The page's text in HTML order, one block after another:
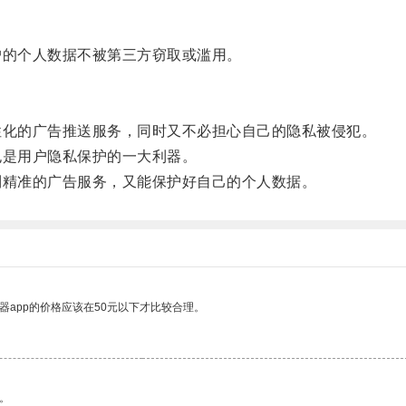
人数据不被第三方窃取或滥用。
广告推送服务，同时又不必担心自己的隐私被侵犯。
户隐私保护的一大利器。
的广告服务，又能保护好自己的个人数据。
app的价格应该在50元以下才比较合理。